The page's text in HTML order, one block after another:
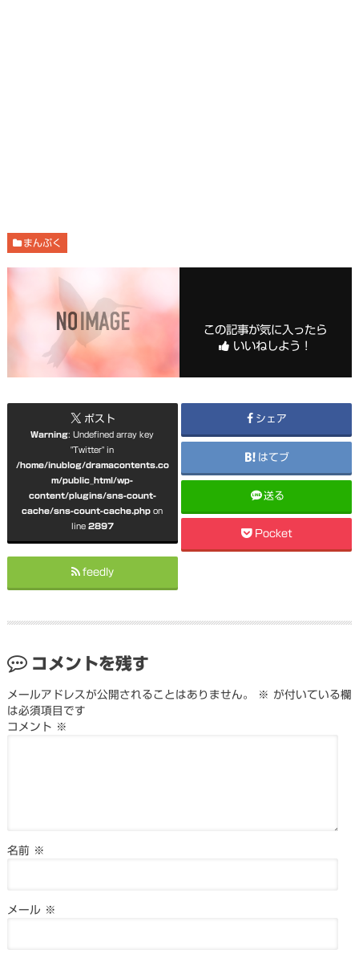
まんぷく
この記事が気に入ったら
いいねしよう！
ポスト
Warning: Undefined array key
"Twitter" in
/home/inublog/dramacontents.co
m/public_html/wp-
content/plugins/sns-count-
cache/sns-count-cache.php on
line 2897
シェア
はてブ
送る
Pocket
feedly
コメントを残す
メールアドレスが公開されることはありません。 ※ が付いている欄
は必須項目です
コメント ※
名前 ※
メール ※